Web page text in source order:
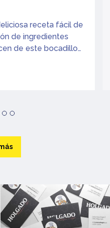
receta fácil de
de ingredientes
de este bocadillo